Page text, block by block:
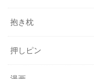
抱き枕
押しピン